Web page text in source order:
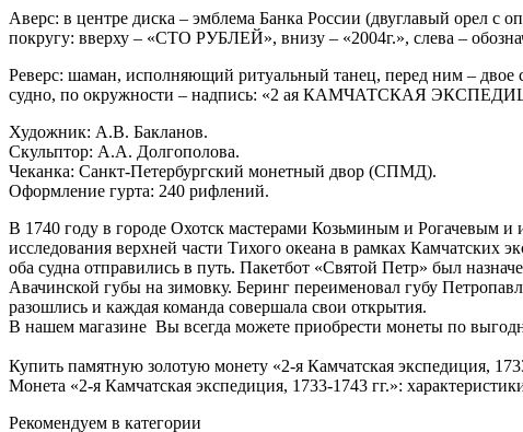
Аверс: в центре диска – эмблема Банка России (двуглавый
покругу: вверху – «СТО РУБЛЕЙ», внизу – «2004г.», слева –
Реверс: шаман, исполняющий ритуальный танец, перед ним – двое
судно, по окружности – надпись: «2 ая КАМЧАТСКАЯ
Художник: А.В. Бакланов.
Скульптор: А.А. Долгополова.
Чеканка: Санкт-Петербургский монетный двор (СПМД).
Оформление гурта: 240 рифлений.
В 1740 году в городе Охотск мастерами Козьминым и Рогачевым
исследования верхней части Тихого океана в рамках Камчатских
оба судна отправились в путь. Пакетбот «Святой Петр» был
Авачинской губы на зимовку. Беринг переименовал губу
разошлись и каждая команда совершала свои открытия.
В нашем магазине Вы всегда можете приобрести монеты по
Купить памятную золотую монету «2-я Камчатская экспедиция,
Монета «2-я Камчатская экспедиция, 1733-1743 гг.»:
Рекомендуем в категории